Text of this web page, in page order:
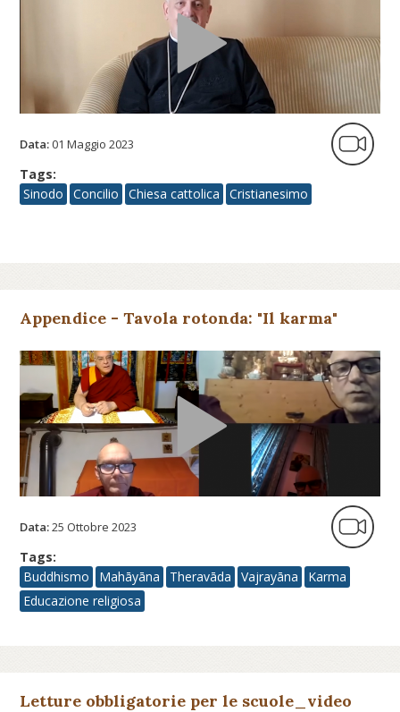
Data:01 Maggio 2023
Tags:
Sinodo
Concilio Chiesa cattolica Cristianesimo
Appendice - Tavola rotonda: "Il karma"
Data:25 Ottobre 2023
Tags:
Buddhismo
Mahāyāna Theravāda Vajrayāna
Karma
Educazione religiosa
Letture obbligatorie per le scuole_video